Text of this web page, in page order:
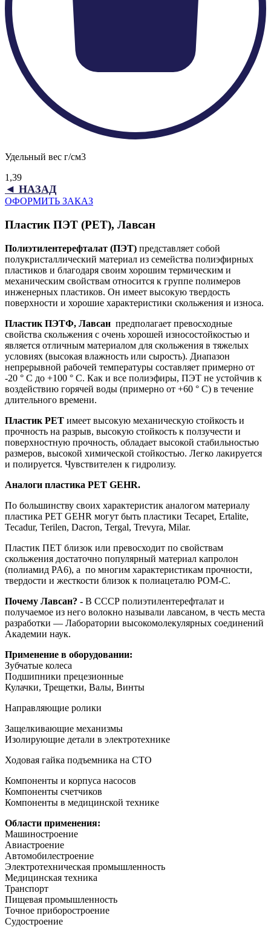
Удельный вес г/см3
1,39
◄ НАЗАД
ОФОРМИТЬ ЗАКАЗ
Пластик ПЭТ (PET), Лавсан
Полиэтилентерефталат (ПЭТ) представляет собой
полукристаллический материал из семейства полиэфирных
пластиков и благодаря своим хорошим термическим и
механическим свойствам относится к группе полимеров
инженерных пластиков. Он имеет высокую твердость
поверхности и хорошие характеристики скольжения и износа.
Пластик ПЭТФ, Лавсан предполагает превосходные
свойства скольжения с очень хорошей износостойкостью и
является отличным материалом для скольжения в тяжелых
условиях (высокая влажность или сырость). Диапазон
непрерывной рабочей температуры составляет примерно от
-20 ° C до +100 ° C. Как и все полиэфиры, ПЭТ не устойчив к
воздействию горячей воды (примерно от +60 ° C) в течение
длительного времени.
Пластик PET имеет высокую механическую стойкость и
прочность на разрыв, высокую стойкость к ползучести и
поверхностную прочность, обладает высокой стабильностью
размеров, высокой химической стойкостью. Легко лакируется
и полируется. Чувствителен к гидролизу.
Аналоги пластика PET GEHR.
По большинству своих характеристик аналогом материалу
пластика PET GEHR могут быть пластики Tecapet, Ertalite,
Tecadur, Terilen, Dacron, Tergal, Trevyra, Milar.
Пластик ПЕТ близок или превосходит по свойствам
скольжения достаточно популярный материал капролон
(полиамид PA6), а по многим характеристикам прочности,
твердости и жесткости близок к полиацеталю POM-C.
Почему Лавсан? - В СССР полиэтилентерефталат и
получаемое из него волокно называли лавсаном, в честь места
разработки — Лаборатории высокомолекулярных соединений
Академии наук.
Применение в оборудовании:
Зубчатые колеса
Подшипники прецезионные
Кулачки, Трещетки, Валы, Винты
Направляющие ролики
Защелкивающие механизмы
Изолирующие детали в электротехнике
Ходовая гайка подъемника на СТО
Компоненты и корпуса насосов
Компоненты счетчиков
Компоненты в медицинской технике
Области применения:
Машиностроение
Авиастроение
Автомобилестроение
Электротехническая промышленность
Медицинская техника
Транспорт
Пищевая промышленность
Точное приборостроение
Судостроение